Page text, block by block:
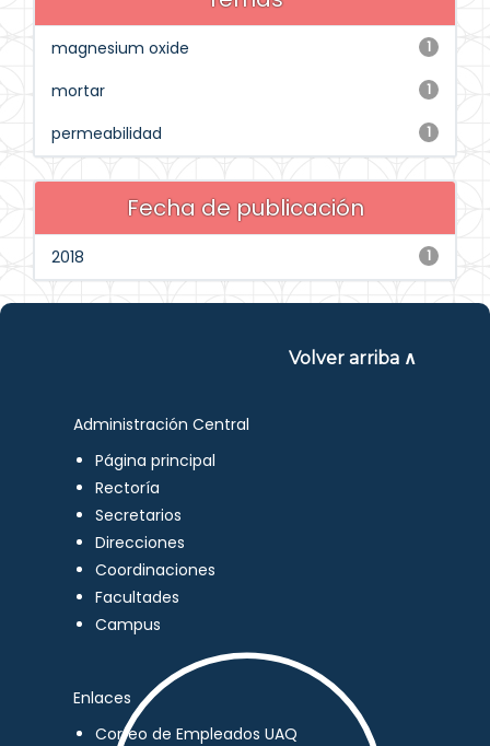
1
magnesium oxide
1
mortar
1
permeabilidad
Fecha de publicación
1
2018
Volver arriba ∧
Administración Central
Página principal
Rectoría
Secretarios
Direcciones
Coordinaciones
Facultades
Campus
Enlaces
Correo de Empleados UAQ